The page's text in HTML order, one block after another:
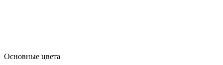
Основные цвета